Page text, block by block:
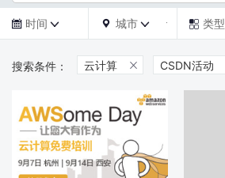
 时间   城市   类型
云计算  CSDN活动